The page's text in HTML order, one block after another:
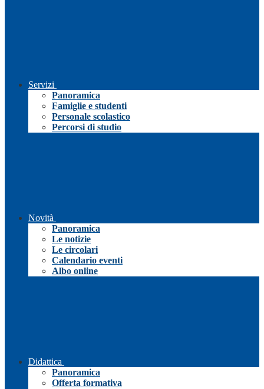
Servizi
Panoramica
Famiglie e studenti
Personale scolastico
Percorsi di studio
Novità
Panoramica
Le notizie
Le circolari
Calendario eventi
Albo online
Didattica
Panoramica
Offerta formativa